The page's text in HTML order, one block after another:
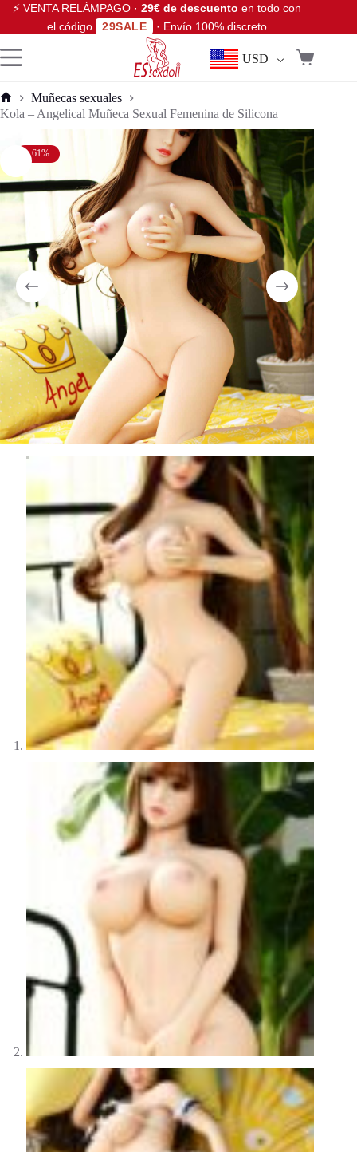
⚡ VENTA RELÁMPAGO ·29€ de descuento en todo con
el código
29SALE · Envío 100% discreto
USD
Muñecas sexuales
Kola – Angelical Muñeca Sexual Femenina de Silicona
- 61%